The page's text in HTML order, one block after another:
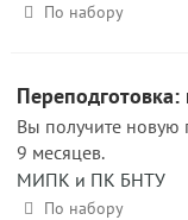
По набору
Вы получите новую
9 месяцев.
МИПК и ПК БНТУ
По набору